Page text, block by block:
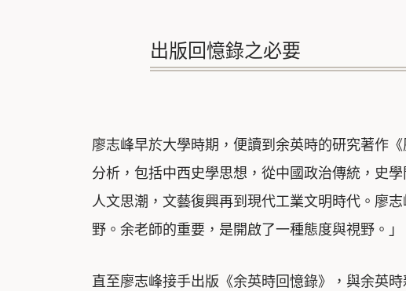
出版回憶錄之必要
廖志峰早於大學時期，便讀到余英時的研究著作
分析，包括中西史學思想，從中國政治傳統，史
人文思潮，文藝復興再到現代工業文明時代。廖
野。余老師的重要，是開啟了一種態度與視野。」
直至廖志峰接手出版《余英時回憶錄》，與余英